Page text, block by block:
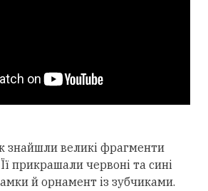
знайшли великі фрагменти
прикрашали червоні та сині
й орнамент із зубчиками.